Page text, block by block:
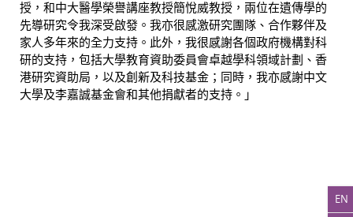
EN
授，和中大醫學榮譽講座教授簡悅威教授，兩位在遺傳學的
先導研究令我深受啟發。我亦很感激研究團隊、合作夥伴及
家人多年來的全力支持。此外，我很感謝各個政府機構對科
研的支持，包括大學教育資助委員會卓越學科領域計劃、香
港研究資助局，以及創新及科技基金；同時，我亦感謝中文
大學及李嘉誠基金會和其他捐獻者的支持。」